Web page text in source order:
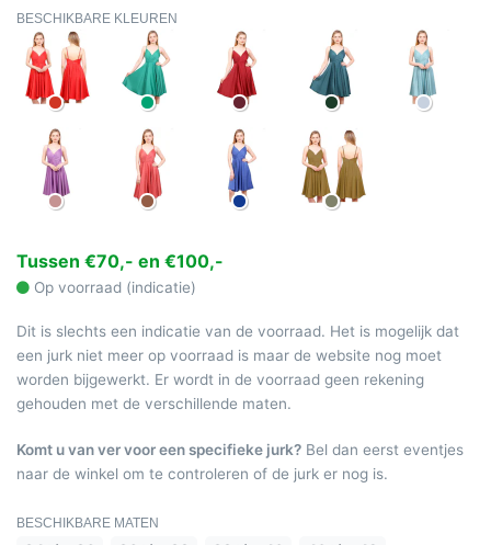
BESCHIKBARE KLEUREN
Tussen €70,- en €100,-
Op voorraad (indicatie)
Dit is slechts een indicatie van de voorraad. Het is mogelijk dat
een jurk niet meer op voorraad is maar de website nog moet
worden bijgewerkt. Er wordt in de voorraad geen rekening
gehouden met de verschillende maten.
Komt u van ver voor een specifieke jurk? Bel dan eerst eventjes
naar de winkel om te controleren of de jurk er nog is.
BESCHIKBARE MATEN